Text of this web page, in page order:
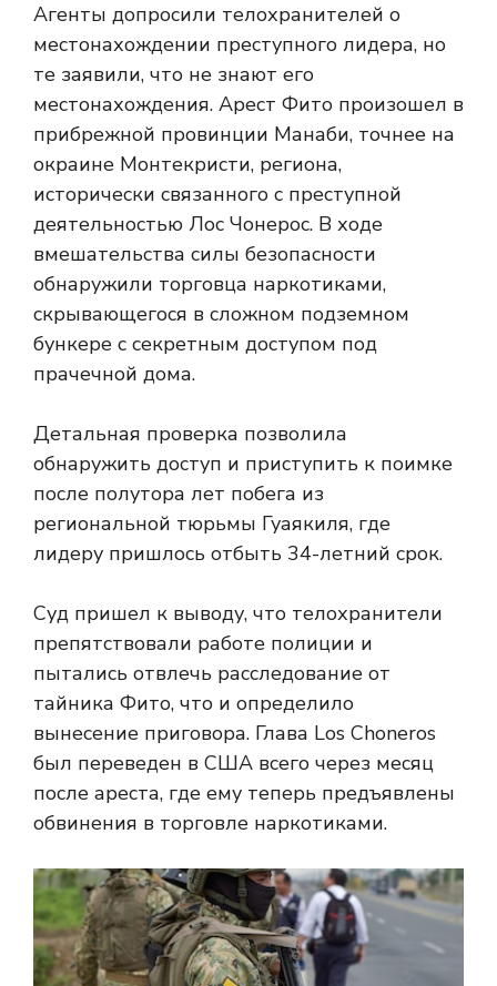
Агенты допросили телохранителей о
местонахождении преступного лидера, но
те заявили, что не знают его
местонахождения. Арест Фито произошел в
прибрежной провинции Манаби, точнее на
окраине Монтекристи, региона,
исторически связанного с преступной
деятельностью Лос Чонерос. В ходе
вмешательства силы безопасности
обнаружили торговца наркотиками,
скрывающегося в сложном подземном
бункере с секретным доступом под
прачечной дома.
Детальная проверка позволила
обнаружить доступ и приступить к поимке
после полутора лет побега из
региональной тюрьмы Гуаякиля, где
лидеру пришлось отбыть 34-летний срок.
Суд пришел к выводу, что телохранители
препятствовали работе полиции и
пытались отвлечь расследование от
тайника Фито, что и определило
вынесение приговора. Глава Los Choneros
был переведен в США всего через месяц
после ареста, где ему теперь предъявлены
обвинения в торговле наркотиками.